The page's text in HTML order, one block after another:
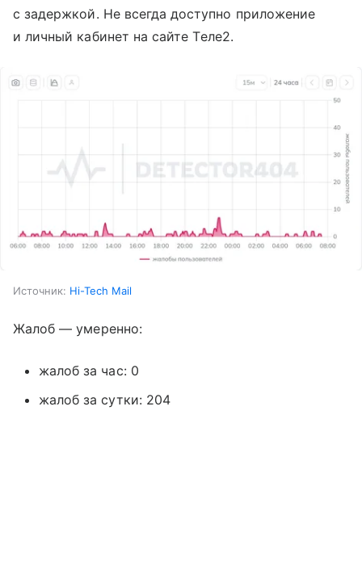
с задержкой. Не всегда доступно приложение
и личный кабинет на сайте Tеле2.
Источник: Hi-Tech Mail
Жалоб — умеренно:
жалоб за час: 0
жалоб за сутки: 204